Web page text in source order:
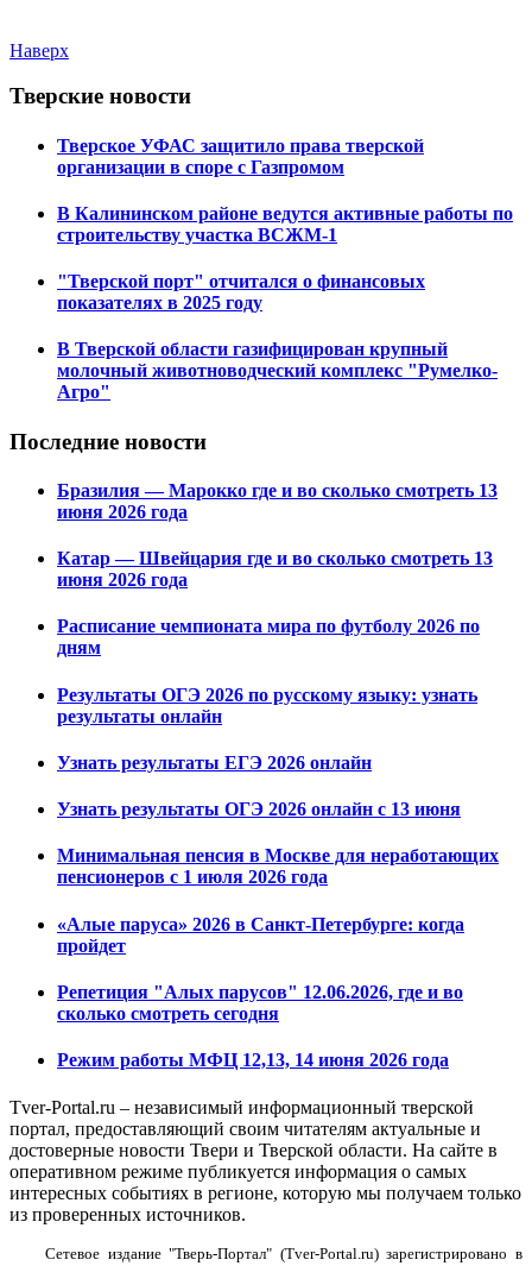
Наверх
Тверские новости
Тверское УФАС защитило права тверской
организации в споре с Газпромом
В Калининском районе ведутся активные работы по
строительству участка ВСЖМ-1
"Тверской порт" отчитался о финансовых
показателях в 2025 году
В Тверской области газифицирован крупный
молочный животноводческий комплекс "Румелко-
Агро"
Последние новости
Бразилия — Марокко где и во сколько смотреть 13
июня 2026 года
Катар — Швейцария где и во сколько смотреть 13
июня 2026 года
Расписание чемпионата мира по футболу 2026 по
дням
Результаты ОГЭ 2026 по русскому языку: узнать
результаты онлайн
Узнать результаты ЕГЭ 2026 онлайн
Узнать результаты ОГЭ 2026 онлайн с 13 июня
Минимальная пенсия в Москве для неработающих
пенсионеров с 1 июля 2026 года
«Алые паруса» 2026 в Санкт-Петербурге: когда
пройдет
Репетиция "Алых парусов" 12.06.2026, где и во
сколько смотреть сегодня
Режим работы МФЦ 12,13, 14 июня 2026 года
Tver-Portal.ru – независимый информационный тверской
портал, предоставляющий своим читателям актуальные и
достоверные новости Твери и Тверской области. На сайте в
оперативном режиме публикуется информация о самых
интересных событиях в регионе, которую мы получаем только
из проверенных источников.
Сетевое издание "Тверь-Портал" (Tver-Portal.ru) зарегистрировано в